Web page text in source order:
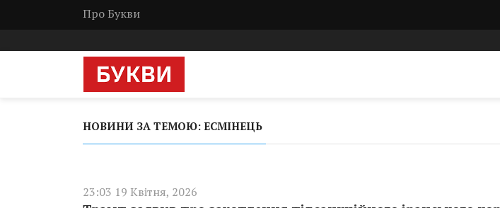
Про Букви
НОВИНИ ЗА ТЕМОЮ: ЕСМІНЕЦЬ
23:03 19 Квітня, 2026